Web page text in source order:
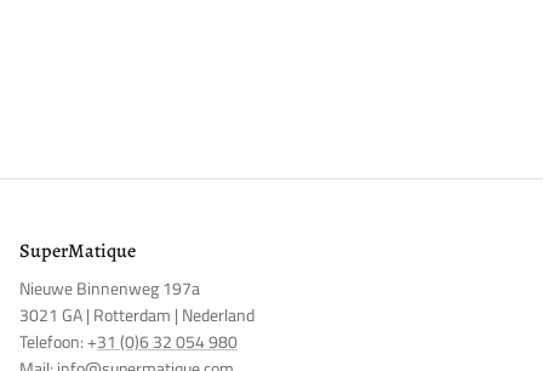
SuperMatique
Nieuwe Binnenweg 197a
3021 GA | Rotterdam | Nederland
Telefoon: +31 (0)6 32 054 980
Login